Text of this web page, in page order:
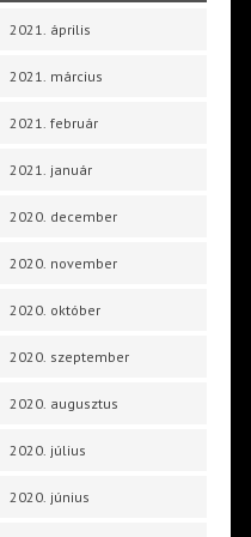
2021. április
2021. március
2021. február
2021. január
2020. december
2020. november
2020. október
2020. szeptember
2020. augusztus
2020. július
2020. június